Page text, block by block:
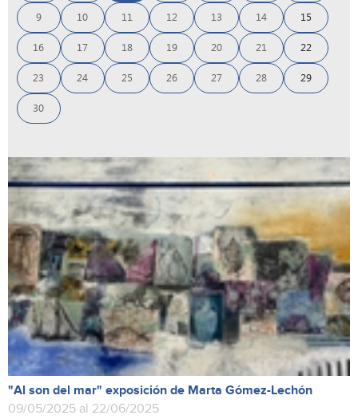
9 10 11 12 13 14 15
16 17 18 19 20 21 22
23 24 25 26 27 28 29
30
"Al son del mar" exposición de Marta Gómez-Lechón
09/05/2025 al 22/06/2025